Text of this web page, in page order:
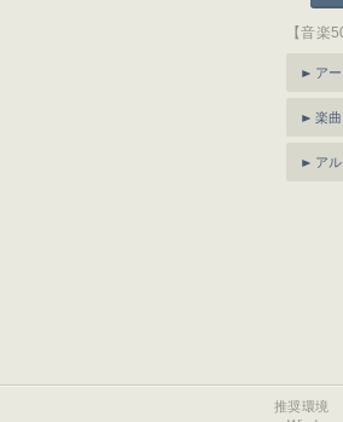
【音楽
ア
楽
ア
推奨環境